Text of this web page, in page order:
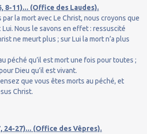
8-11)... (Office des Laudes).
par la mort avec Le Christ, nous croyons que
Lui. Nous le savons en effet : ressuscité
ne meurt plus ; sur Lui la mort n’a plus
péché qu’il est mort une fois pour toutes ;
Dieu qu’il est vivant.
que vous êtes morts au péché, et
Christ.
24-27)... (Office des Vêpres).